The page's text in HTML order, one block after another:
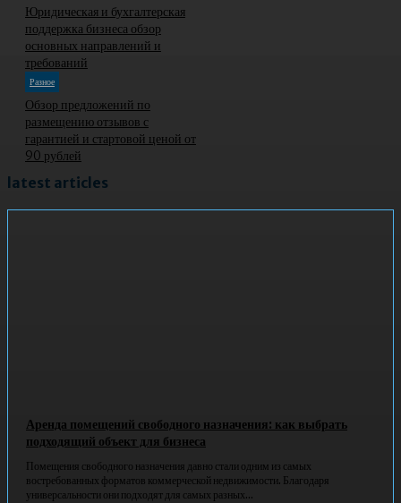
Юридическая и бухгалтерская
поддержка бизнеса обзор
основных направлений и
требований
Разное
Обзор предложений по
размещению отзывов с
гарантией и стартовой ценой от
90 рублей
latest articles
Аренда помещений свободного назначения: как выбрать
подходящий объект для бизнеса
Помещения свободного назначения давно стали одним из самых
востребованных форматов коммерческой недвижимости. Благодаря
универсальности они подходят для самых разных...